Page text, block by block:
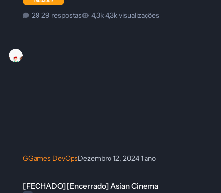
29 respostas 4,3k visualizações
GGames DevOpsDezembro 12, 20241 ano
[FECHADO][Encerrado] Asian Cinema